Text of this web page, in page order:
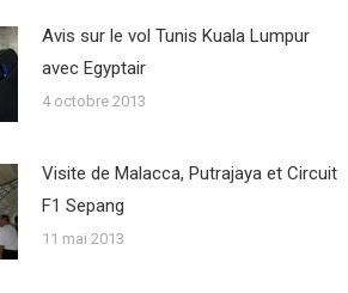
Avis sur le vol Tunis Kuala Lumpur
avec Egyptair
4 octobre 2013
Visite de Malacca, Putrajaya et Circuit
F1 Sepang
11 mai 2013